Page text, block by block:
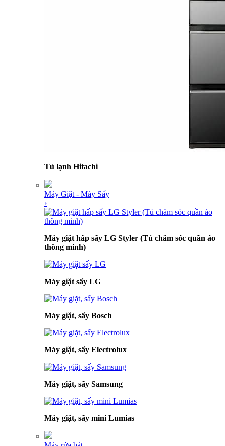
Tủ lạnh Hitachi
Máy Giặt - Máy Sấy
›
Máy giặt hấp sấy LG Styler (Tủ chăm sóc quần áo
thông minh)
Máy giặt sấy LG
Máy giặt, sấy Bosch
Máy giặt, sấy Electrolux
Máy giặt, sấy Samsung
Máy giặt, sấy mini Lumias